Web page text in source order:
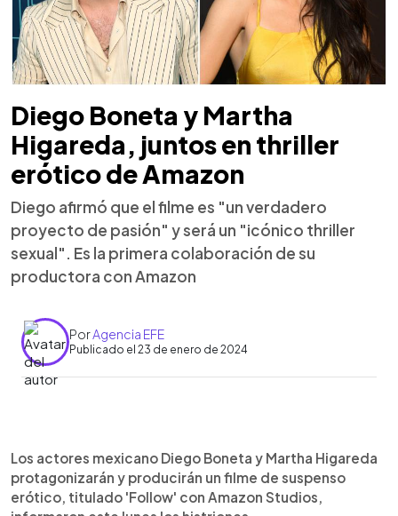
Diego Boneta y Martha
Higareda, juntos en thriller
erótico de Amazon
Diego afirmó que el filme es "un verdadero
proyecto de pasión" y será un "icónico thriller
sexual". Es la primera colaboración de su
productora con Amazon
PorAgencia EFE
Publicado el 23 de enero de 2024
Escuchar artículo
Los actores mexicano Diego Boneta y Martha Higareda
protagonizarán y producirán un filme de suspenso
erótico, titulado 'Follow' con Amazon Studios,